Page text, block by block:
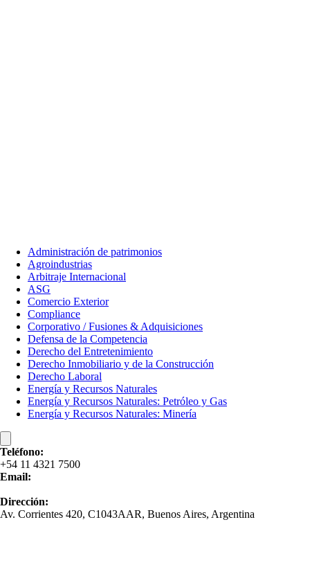
Administración de patrimonios​
Agroindustrias
Arbitraje Internacional​
ASG
Comercio Exterior
Compliance
Corporativo / Fusiones & Adquisiciones
Defensa de la Competencia
Derecho del Entretenimiento
Derecho Inmobiliario y de la Construcción
Derecho Laboral
Energía y Recursos Naturales
Energía y Recursos Naturales: Petróleo y Gas​
Energía y Recursos Naturales: Minería
Teléfono:
+54 11 4321 7500
Email:
Dirección:
Av. Corrientes 420, C1043AAR, Buenos Aires, Argentina